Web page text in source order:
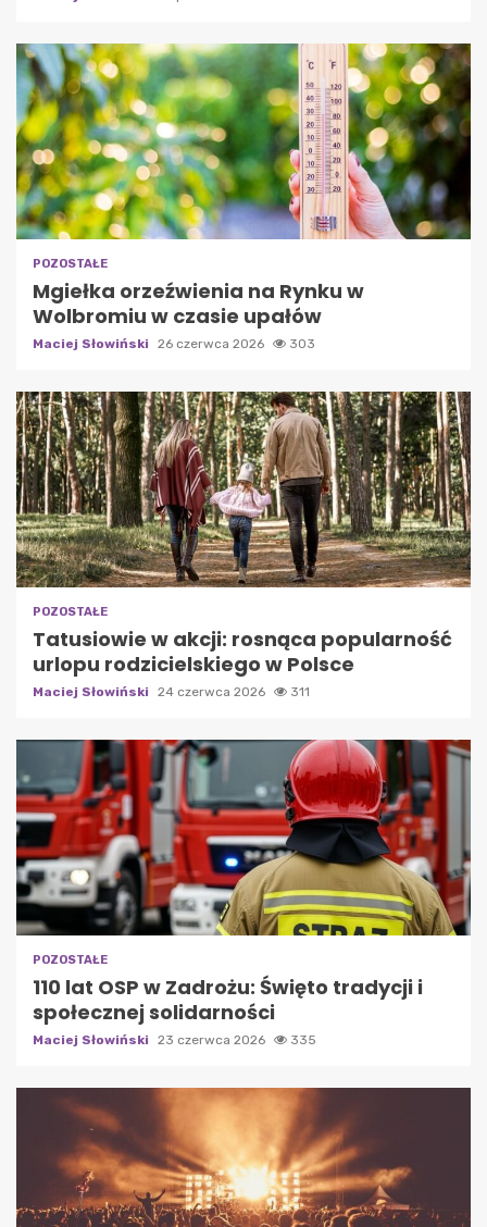
POZOSTAŁE
Mgiełka orzeźwienia na Rynku w
Wolbromiu w czasie upałów
Maciej Słowiński 26 czerwca 2026 303
POZOSTAŁE
Tatusiowie w akcji: rosnąca popularność
urlopu rodzicielskiego w Polsce
Maciej Słowiński 24 czerwca 2026 311
POZOSTAŁE
110 lat OSP w Zadrożu: Święto tradycji i
społecznej solidarności
Maciej Słowiński 23 czerwca 2026 335